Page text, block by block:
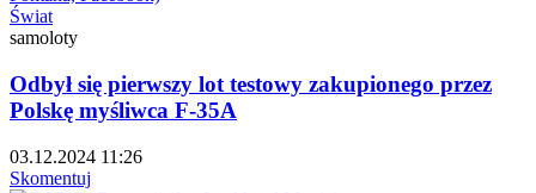
Świat
samoloty
Odbył się pierwszy lot testowy zakupionego przez
Polskę myśliwca F-35A
03.12.2024 11:26
Skomentuj